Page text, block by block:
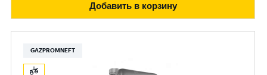
Добавить в корзину
GAZPROMNEFT